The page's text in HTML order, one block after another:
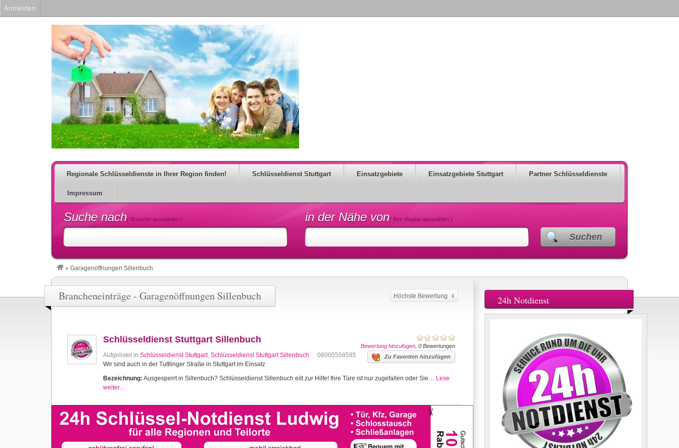
Regionale Schlüsseldienste in Ihrer Region finden! Schlüsseldienst Stuttgart Einsatzgebiete Einsatzgebiete Stuttgart Partner Schlüsseldienste
Impressum
Suche nach( Branche auswählen ) in der Nähe von( Ihre Region auswählen )
Suchen
» Garagenöffnungen Sillenbuch
Brancheneinträge - Garagenöffnungen Sillenbuch Höchste Bewertung
Bewertung hinzufügen , 0 Bewertungen
Schlüsseldienst Stuttgart Sillenbuch
Aufgelistet in Schlüsseldienst Stuttgart, Schlüsseldienst Stuttgart Sillenbuch Zu Favoriten hinzufügen
08005558585
Wir sind auch in der Tuttlinger Straße in Stuttgart im Einsatz
Bezeichnung: Ausgesperrt in Sillenbuch? Schlüsseldienst Sillenbuch eilt zur Hilfe! Ihre Türe ist nur zugefallen oder Sie… Lese
weiter...
24h Notdienst
Anmelden